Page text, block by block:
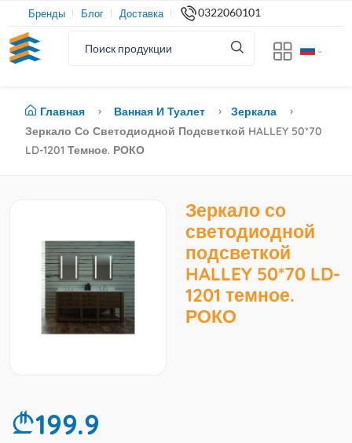
Бренды Блог Доставка 0322060101
Главная Ванная И Туалет
Зеркала
Зеркало Со Светодиодной Подсветкой HALLEY 50*70
LD-1201 Темное. РОКО
Зеркало со
светодиодной
подсветкой
HALLEY 50*70 LD-
1201 темное.
РОКО
199.9